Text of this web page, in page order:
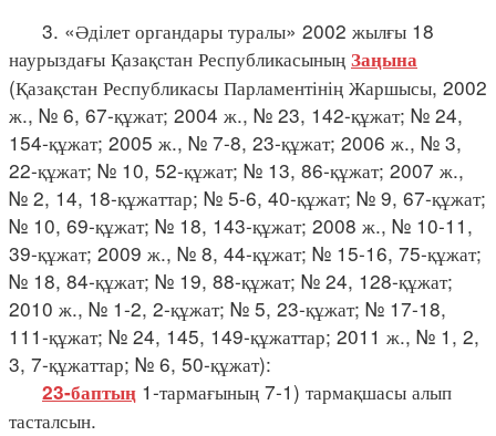
3. «Әділет органдары туралы» 2002 жылғы 18
наурыздағы Қазақстан Республикасының Заңына
(Қазақстан Республикасы Парламентінің Жаршысы, 2002
ж., № 6, 67-құжат; 2004 ж., № 23, 142-құжат; № 24,
154-құжат; 2005 ж., № 7-8, 23-құжат; 2006 ж., № 3,
22-құжат; № 10, 52-құжат; № 13, 86-құжат; 2007 ж.,
№ 2, 14, 18-құжаттар; № 5-6, 40-құжат; № 9, 67-құжат;
№ 10, 69-құжат; № 18, 143-құжат; 2008 ж., № 10-11,
39-құжат; 2009 ж., № 8, 44-құжат; № 15-16, 75-құжат;
№ 18, 84-құжат; № 19, 88-құжат; № 24, 128-құжат;
2010 ж., № 1-2, 2-құжат; № 5, 23-құжат; № 17-18,
111-құжат; № 24, 145, 149-құжаттар; 2011 ж., № 1, 2,
3, 7-құжаттар; № 6, 50-құжат):
23-баптың 1-тармағының 7-1) тармақшасы алып
тасталсын.